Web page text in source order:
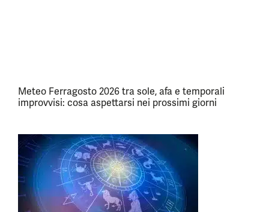
Meteo Ferragosto 2026 tra sole, afa e temporali
improvvisi: cosa aspettarsi nei prossimi giorni